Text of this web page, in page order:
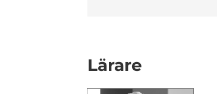
Lärare